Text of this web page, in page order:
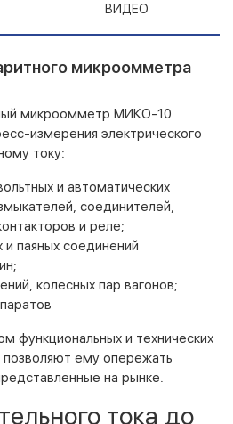
ВИДЕО
микроомметра
микроомметр МИКО-10
измерения электрического
току:
и автоматических
соединителей,
и реле;
паяных соединений
колесных пар вагонов;
функциональных и технических
ему опережать
на рынке.
тока до